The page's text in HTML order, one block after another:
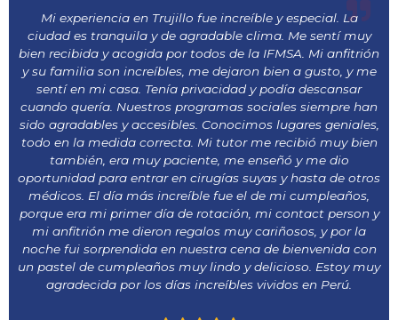
Mi experiencia en Trujillo fue increíble y especial. La
ciudad es tranquila y de agradable clima. Me sentí muy
bien recibida y acogida por todos de la IFMSA. Mi anfitrión
y su familia son increíbles, me dejaron bien a gusto, y me
sentí en mi casa. Tenía privacidad y podía descansar
cuando quería. Nuestros programas sociales siempre han
sido agradables y accesibles. Conocimos lugares geniales,
todo en la medida correcta. Mi tutor me recibió muy bien
también, era muy paciente, me enseñó y me dio
oportunidad para entrar en cirugías suyas y hasta de otros
médicos. El día más increíble fue el de mi cumpleaños,
porque era mi primer día de rotación, mi contact person y
mi anfitrión me dieron regalos muy cariñosos, y por la
noche fui sorprendida en nuestra cena de bienvenida con
un pastel de cumpleaños muy lindo y delicioso. Estoy muy
agradecida por los días increíbles vividos en Perú.